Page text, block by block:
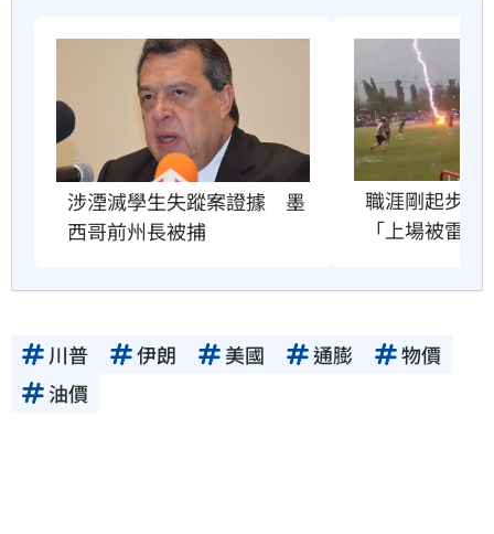
涉湮滅學生失蹤案證據　墨
西哥前州長被捕
職涯剛起步　
「上場被雷劈
川普 伊朗 美國 通膨
物價
油價